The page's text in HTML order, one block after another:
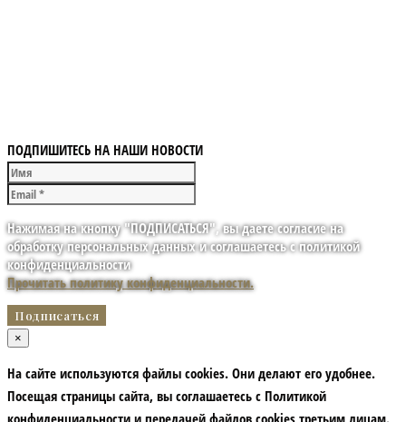
ПОДПИШИТЕСЬ НА НАШИ НОВОСТИ
Нажимая на кнопку "ПОДПИСАТЬСЯ", вы даете согласие на
обработку персональных данных и соглашаетесь с политикой
конфиденциальности
Прочитать политику конфиденциальности.
×
На сайте используются файлы cookies. Они делают его удобнее.
Посещая страницы сайта, вы соглашаетесь с Политикой
конфиденциальности и передачей файлов cookies третьим лицам.